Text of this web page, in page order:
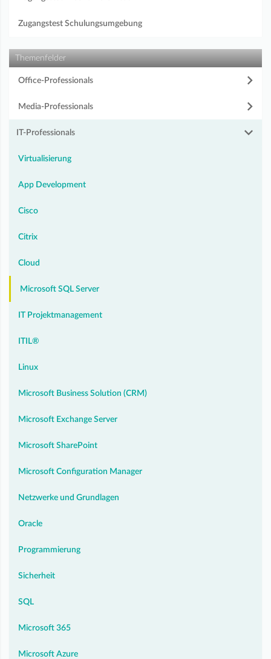
Zugangstest Schulungsumgebung
Themenfelder
Office-Professionals
Media-Professionals
IT-Professionals
Virtualisierung
App Development
Cisco
Citrix
Cloud
Microsoft SQL Server
IT Projektmanagement
ITIL®
Linux
Microsoft Business Solution (CRM)
Microsoft Exchange Server
Microsoft SharePoint
Microsoft Configuration Manager
Netzwerke und Grundlagen
Oracle
Programmierung
Sicherheit
SQL
Microsoft 365
Microsoft Azure